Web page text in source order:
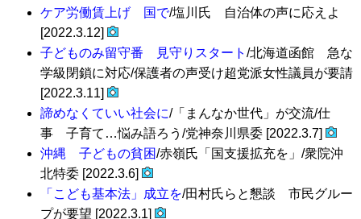
ケア労働賃上げ 国で/塩川氏 自治体の声に応えよ
[2022.3.12]
子どものみ留守番 見守りスタート /北海道函館 急な
学級閉鎖に対応/保護者の声受け超党派女性議員が要請
[2022.3.11]
諦めなくていい社会に/「まんなか世代」が交流/仕
事 子育て…悩み語ろう/党神奈川県委 [2022.3.7]
沖縄 子どもの貧困/赤嶺氏「国支援拡充を」/衆院沖
北特委 [2022.3.6]
「こども基本法」成立を/田村氏らと懇談 市民グルー
プが要望 [2022.3.1]